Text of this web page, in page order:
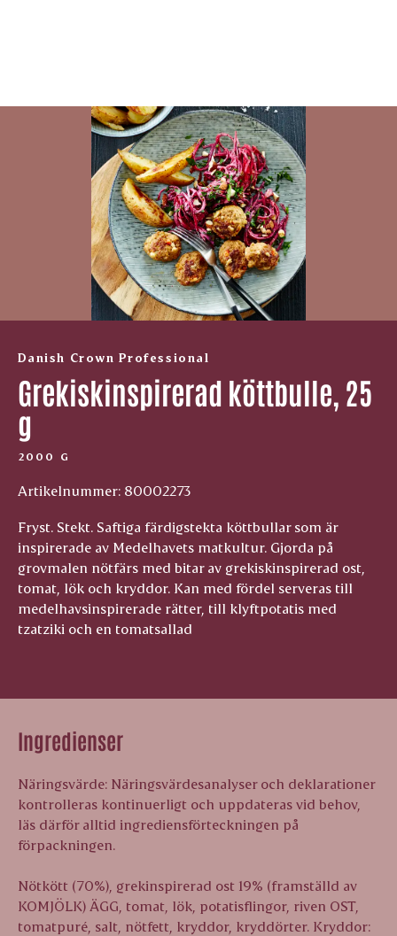
Danish Crown Professional
Grekiskinspirerad köttbulle, 25
g
2000 G
Artikelnummer: 80002273
Fryst. Stekt. Saftiga färdigstekta köttbullar som är
inspirerade av Medelhavets matkultur. Gjorda på
grovmalen nötfärs med bitar av grekiskinspirerad ost,
tomat, lök och kryddor. Kan med fördel serveras till
medelhavsinspirerade rätter, till klyftpotatis med
tzatziki och en tomatsallad
Ingredienser
Näringsvärde: Näringsvärdesanalyser och deklarationer
kontrolleras kontinuerligt och uppdateras vid behov,
läs därför alltid ingrediensförteckningen på
förpackningen.
Nötkött (70%), grekinspirerad ost 19% (framställd av
KOMJÖLK) ÄGG, tomat, lök, potatisflingor, riven OST,
tomatpuré, salt, nötfett, kryddor, kryddörter. Kryddor: